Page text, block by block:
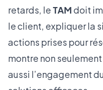
retards, le TAMdoit
le client, expliquer la
actions prises pour
montre non
aussi l’engagement